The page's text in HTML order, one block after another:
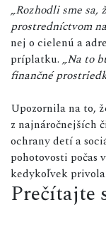
„Rozhodli sme
prostredníctvom
nej o cielenú a
príplatku. „Na to
finančné
Upozornila na to,
z najnáročnejších
ochrany detí a
pohotovosti počas
kedykoľvek
Prečítajte